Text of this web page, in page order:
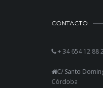
CONTACTO
+ 34 654 12 88
C/ Santo
Córdoba